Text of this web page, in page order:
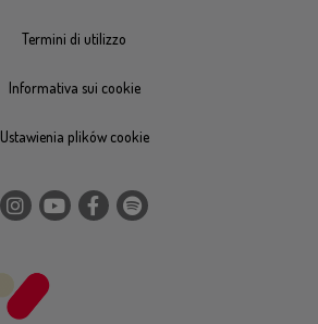
Termini di utilizzo
Informativa sui cookie
Ustawienia plików cookie